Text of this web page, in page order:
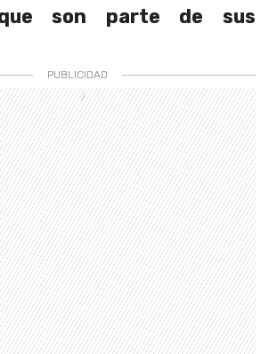
son parte de sus